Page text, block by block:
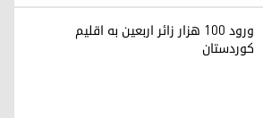
ورود ۱۰۰ هزار زائر اربعین به اقلیم
کوردستان